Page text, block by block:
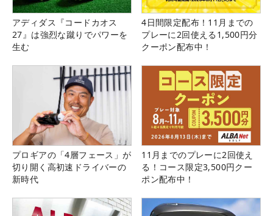
アディダス『コードカオス
27』は強烈な蹴りでパワーを
生む
4日間限定配布！11月までの
プレーに2回使える1,500円分
クーポン配布中！
プロギアの「4層フェース」が
切り開く高初速ドライバーの
新時代
11月までのプレーに2回使え
る！コース限定3,500円クー
ポン配布中！